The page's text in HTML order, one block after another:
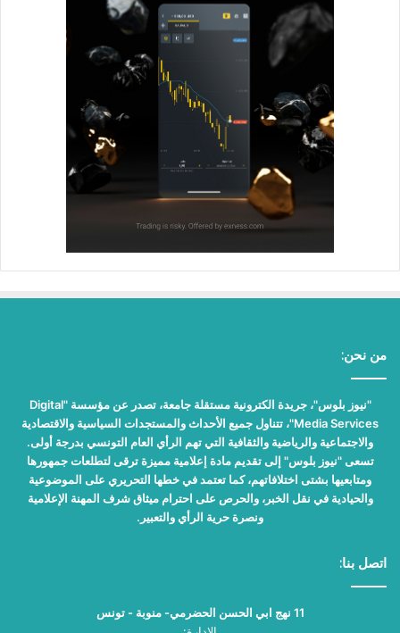
من نحن:
"نيوز بلوس"، جريدة الكترونية مستقلة جامعة، تصدر عن مؤسسة "Digital
Media Services"، تتناول جميع الأحداث والمستجدات السياسية والاقتصادية
والاجتماعية والرياضية والثقافية التي تهم الرأي العام التونسي بدرجة أولى.
تسعى "نيوز بلوس" إلى تقديم مادة إعلامية مميزة ترقى لتطلعات جمهورها
ومتابعيها بشتى اختلافاتهم، كما تعتمد في خطها التحريري على الموضوعية
والحيادية في نقل الخبر، والحرص على احترام ميثاق شرف المهنة الإعلامية
ونصرة حرية الرأي والتعبير.
اتصل بنا:
11 نهج ابي الحسن الحضرمي- منوبة - تونس